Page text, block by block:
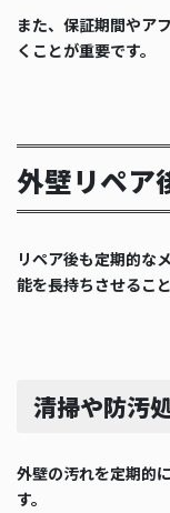
また、保証期間やア
くことが重要です。
外壁リペア
リペア後も定期的な
能を長持ちさせるこ
清掃や防汚
外壁の汚れを定期的
す。